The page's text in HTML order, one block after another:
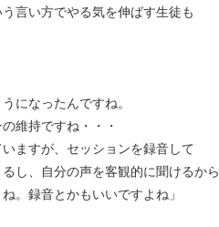
言い方でやる気を伸ばす生徒も
になったんですね。
維持ですね・・・
ますが、セッションを録音して
し、自分の声を客観的に聞けるから
。録音とかもいいですよね」